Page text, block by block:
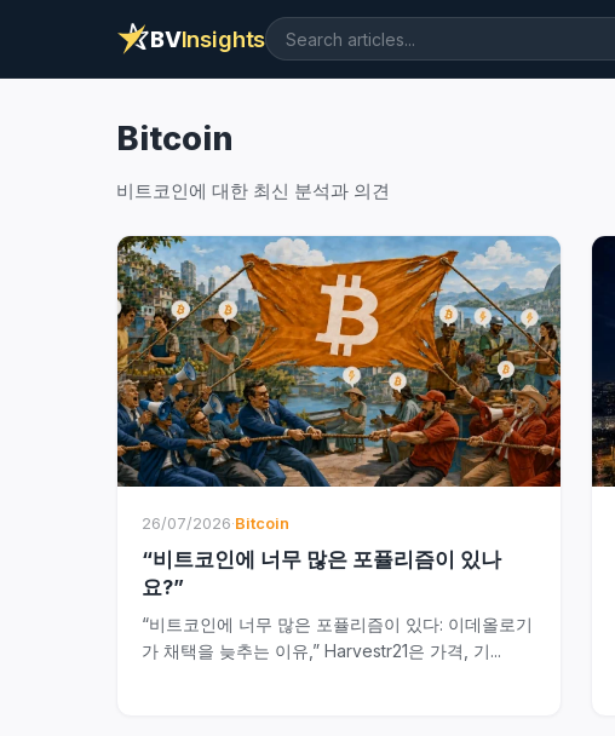
BVInsights
Bitcoin
비트코인에 대한 최신 분석과 의견
26/07/2026·Bitcoin
“비트코인에 너무 많은 포퓰리즘이 있나
요?”
“비트코인에 너무 많은 포퓰리즘이 있다: 이데올로기
가 채택을 늦추는 이유,” Harvestr21은 가격, 기...